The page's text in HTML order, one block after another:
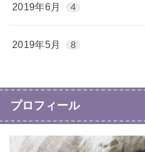
2019年6月 4
2019年5月 8
プロフィール